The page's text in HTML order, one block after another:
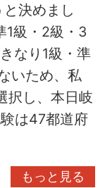
と決めまし
級・2級・3
なり1級・準
いため、私
択し、本日岐
は47都道府
もっと見る